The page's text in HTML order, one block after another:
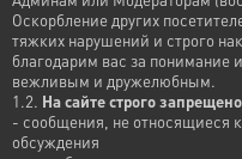
Оскорбление других
тяжких нарушений и строго
благодарим вас за понимание
вежливым и дружелюбным.
1.2. На сайте строго
- сообщения, не относящиеся
обсуждения